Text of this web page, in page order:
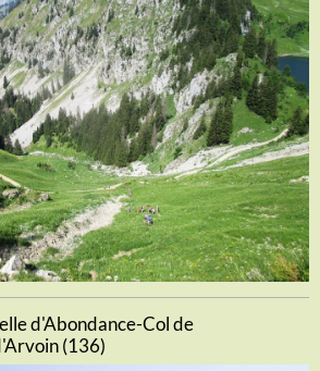
d'Abondance-Col de
(136)